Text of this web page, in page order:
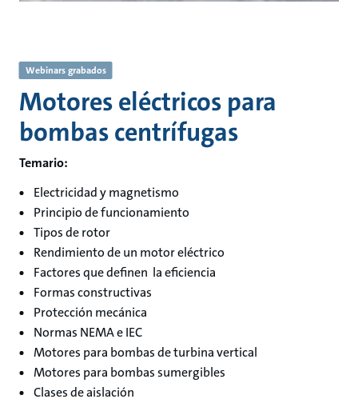
Webinars grabados
Motores eléctricos para
bombas centrífugas
Temario:
Electricidad y magnetismo
Principio de funcionamiento
Tipos de rotor
Rendimiento de un motor eléctrico
Factores que definen la eficiencia
Formas constructivas
Protección mecánica
Normas NEMA e IEC
Motores para bombas de turbina vertical
Motores para bombas sumergibles
Clases de aislación